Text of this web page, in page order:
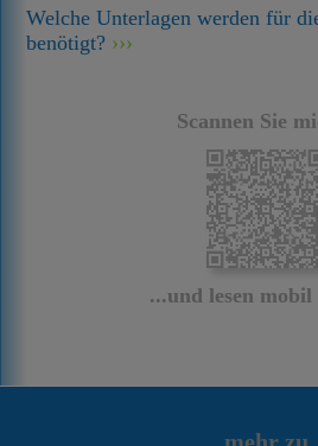
Welche Unterlagen werden für
benötigt?
Scannen Sie
...und lesen